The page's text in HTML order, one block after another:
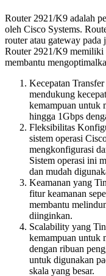
Router 2921/K9 adalah
oleh Cisco Systems.
router atau gateway pada
Router 2921/K9 memiliki
membantu
Kecepatan
mendukung
kemampuan untuk
hingga 1Gbps
Fleksibilitas
sistem operasi
mengkonfigurasi
Sistem operasi ini
dan mudah
Keamanan yang
fitur keamanan
membantu
diinginkan.
Scalability yang
kemampuan untuk
dengan ribuan
untuk digunakan
skala yang besar.